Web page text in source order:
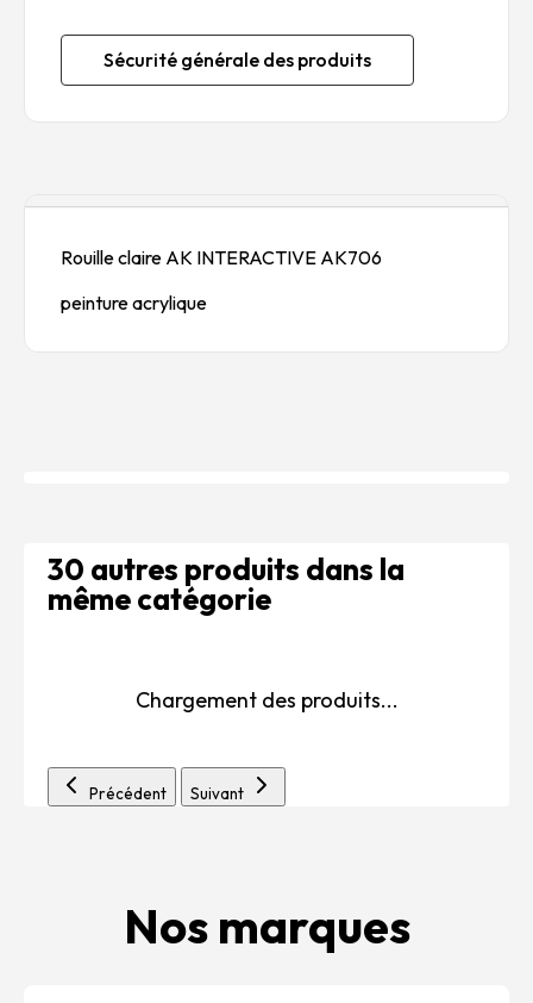
Sécurité générale des produits
Rouille claire AK INTERACTIVE AK706
peinture acrylique
30 autres produits dans la
même catégorie
Chargement des produits...
Précédent Suivant
Nos marques